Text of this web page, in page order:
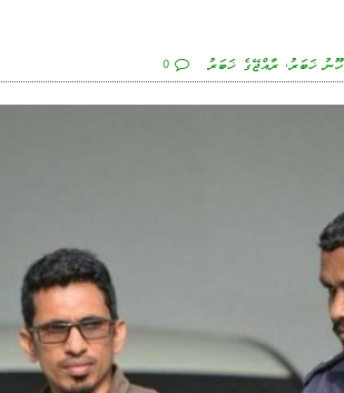
ހޫނު ޚަބަރު, ރާއްޖޭގެ ޚަބަރު 0